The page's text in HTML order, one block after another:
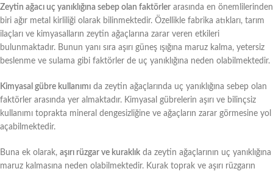
Zeytin ağacı uç yanıklığına sebep olan faktörler arasında en önemlilerinden
biri ağır metal kirliliği olarak bilinmektedir. Özellikle fabrika atıkları, tarım
ilaçları ve kimyasalların zeytin ağaçlarına zarar veren etkileri
bulunmaktadır. Bunun yanı sıra aşırı güneş ışığına maruz kalma, yetersiz
beslenme ve sulama gibi faktörler de uç yanıklığına neden olabilmektedir.
Kimyasal gübre kullanımı da zeytin ağaçlarında uç yanıklığına sebep olan
faktörler arasında yer almaktadır. Kimyasal gübrelerin aşırı ve bilinçsiz
kullanımı toprakta mineral dengesizliğine ve ağaçların zarar görmesine yol
açabilmektedir.
Buna ek olarak, aşırı rüzgar ve kuraklık da zeytin ağaçlarının uç yanıklığına
maruz kalmasına neden olabilmektedir. Kurak toprak ve aşırı rüzgarın